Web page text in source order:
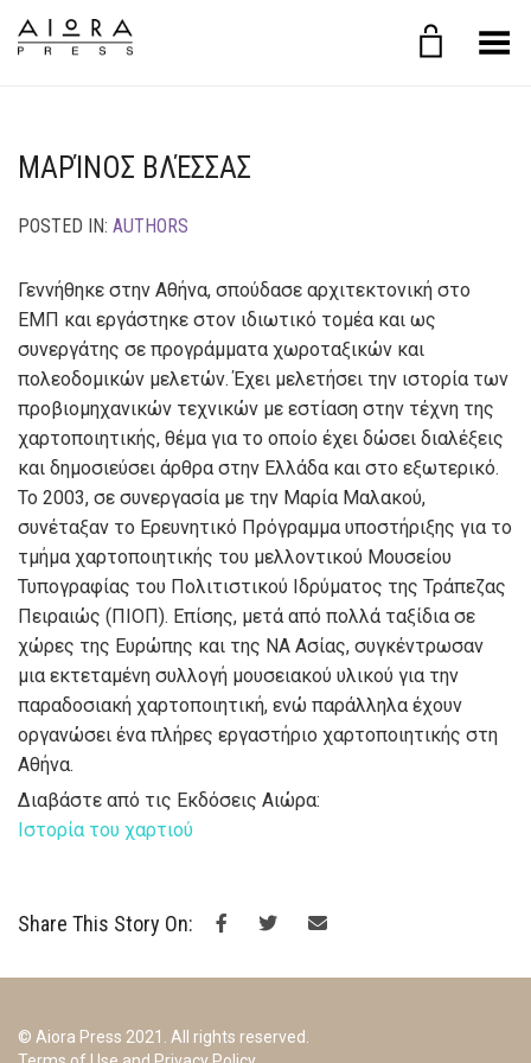
Toggle Menu
ΜΑΡΊΝΟΣ ΒΛΈΣΣΑΣ
POSTED IN: AUTHORS
Γεννήθηκε στην Αθήνα, σπούδασε αρχιτεκτονική στο
ΕΜΠ και εργάστηκε στον ιδιωτικό τομέα και ως
συνεργάτης σε προγράμματα χωροταξικών και
πολεοδομικών μελετών. Έχει μελετήσει την ιστορία των
προβιομηχανικών τεχνικών με εστίαση στην τέχνη της
χαρτοποιητικής, θέμα για το οποίο έχει δώσει διαλέξεις
και δημοσιεύσει άρθρα στην Ελλάδα και στο εξωτερικό.
Το 2003, σε συνεργασία με την Μαρία Μαλακού,
συνέταξαν το Ερευνητικό Πρόγραμμα υποστήριξης για το
τμήμα χαρτοποιητικής του μελλοντικού Μουσείου
Τυπογραφίας του Πολιτιστικού Ιδρύματος της Τράπεζας
Πειραιώς (ΠΙΟΠ). Επίσης, μετά από πολλά ταξίδια σε
χώρες της Ευρώπης και της ΝΑ Ασίας, συγκέντρωσαν
μια εκτεταμένη συλλογή μουσειακού υλικού για την
παραδοσιακή χαρτοποιητική, ενώ παράλληλα έχουν
οργανώσει ένα πλήρες εργαστήριο χαρτοποιητικής στη
Αθήνα.
Διαβάστε από τις Εκδόσεις Αιώρα:
Ιστορία του χαρτιού
Share This Story On:
© Aiora Press 2021. All rights reserved.